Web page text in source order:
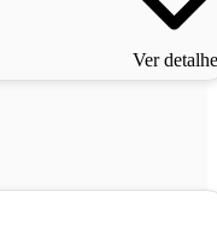
Ver